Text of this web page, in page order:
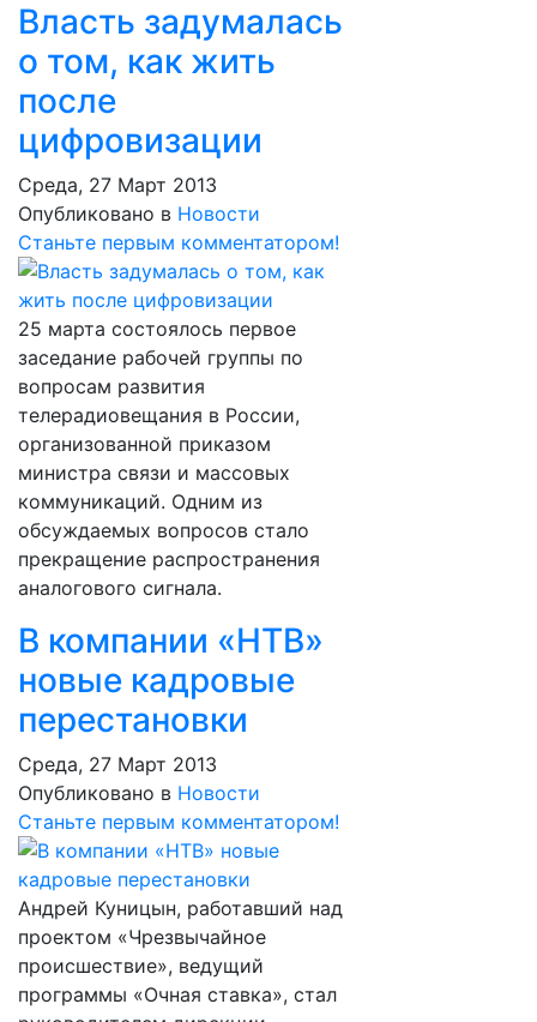
Власть задумалась
о том, как жить
после
цифровизации
Среда, 27 Март 2013
Опубликовано в Новости
Станьте первым комментатором!
25 марта состоялось первое
заседание рабочей группы по
вопросам развития
телерадиовещания в России,
организованной приказом
министра связи и массовых
коммуникаций. Одним из
обсуждаемых вопросов стало
прекращение распространения
аналогового сигнала.
В компании «НТВ»
новые кадровые
перестановки
Среда, 27 Март 2013
Опубликовано в Новости
Станьте первым комментатором!
Андрей Куницын, работавший над
проектом «Чрезвычайное
происшествие», ведущий
программы «Очная ставка», стал